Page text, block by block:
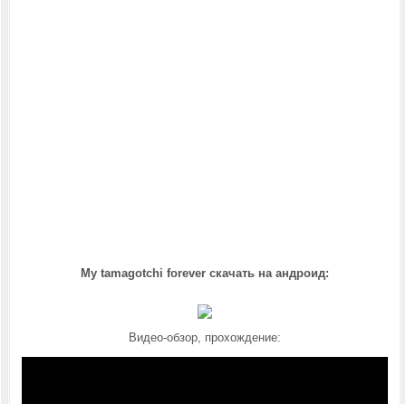
My tamagotchi forever скачать на андроид:
Видео-обзор, прохождение: